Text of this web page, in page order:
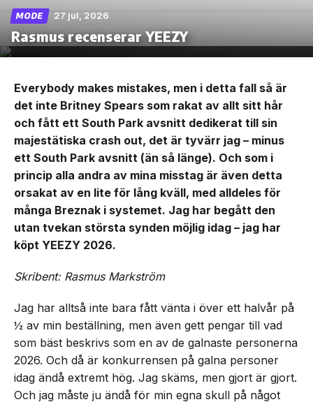
MODE 27 jul, 2026
Rasmus recenserar YEEZY
Everybody makes mistakes, men i detta fall så är
det inte Britney Spears som rakat av allt sitt hår
och fått ett South Park avsnitt dedikerat till sin
majestätiska crash out, det är tyvärr jag – minus
ett South Park avsnitt (än så länge). Och som i
princip alla andra av mina misstag är även detta
orsakat av en lite för lång kväll, med alldeles för
många Breznak i systemet. Jag har begått den
utan tvekan största synden möjlig idag – jag har
köpt YEEZY 2026.
Skribent: Rasmus Markström
Jag har alltså inte bara fått vänta i över ett halvår på
½ av min beställning, men även gett pengar till vad
som bäst beskrivs som en av de galnaste personerna
2026. Och då är konkurrensen på galna personer
idag ändå extremt hög. Jag skäms, men gjort är gjort.
Och jag måste ju ändå för min egna skull på något